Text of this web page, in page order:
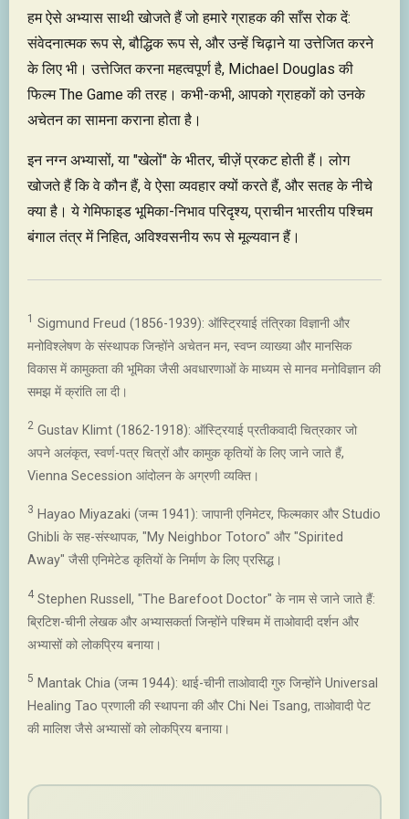
हम ऐसे अभ्यास साथी खोजते हैं जो हमारे ग्राहक की साँस रोक दें:
संवेदनात्मक रूप से, बौद्धिक रूप से, और उन्हें चिढ़ाने या उत्तेजित करने
के लिए भी। उत्तेजित करना महत्वपूर्ण है, Michael Douglas की
फिल्म The Game की तरह। कभी-कभी, आपको ग्राहकों को उनके
अचेतन का सामना कराना होता है।
इन नग्न अभ्यासों, या "खेलों" के भीतर, चीज़ें प्रकट होती हैं। लोग
खोजते हैं कि वे कौन हैं, वे ऐसा व्यवहार क्यों करते हैं, और सतह के नीचे
क्या है। ये गेमिफाइड भूमिका-निभाव परिदृश्य, प्राचीन भारतीय पश्चिम
बंगाल तंत्र में निहित, अविश्वसनीय रूप से मूल्यवान हैं।
1 Sigmund Freud (1856-1939): ऑस्ट्रियाई तंत्रिका विज्ञानी और
मनोविश्लेषण के संस्थापक जिन्होंने अचेतन मन, स्वप्न व्याख्या और मानसिक
विकास में कामुकता की भूमिका जैसी अवधारणाओं के माध्यम से मानव मनोविज्ञान की
समझ में क्रांति ला दी।
2 Gustav Klimt (1862-1918): ऑस्ट्रियाई प्रतीकवादी चित्रकार जो
अपने अलंकृत, स्वर्ण-पत्र चित्रों और कामुक कृतियों के लिए जाने जाते हैं,
Vienna Secession आंदोलन के अग्रणी व्यक्ति।
3 Hayao Miyazaki (जन्म 1941): जापानी एनिमेटर, फिल्मकार और Studio
Ghibli के सह-संस्थापक, "My Neighbor Totoro" और "Spirited
Away" जैसी एनिमेटेड कृतियों के निर्माण के लिए प्रसिद्ध।
4 Stephen Russell, "The Barefoot Doctor" के नाम से जाने जाते हैं:
ब्रिटिश-चीनी लेखक और अभ्यासकर्ता जिन्होंने पश्चिम में ताओवादी दर्शन और
अभ्यासों को लोकप्रिय बनाया।
5 Mantak Chia (जन्म 1944): थाई-चीनी ताओवादी गुरु जिन्होंने Universal
Healing Tao प्रणाली की स्थापना की और Chi Nei Tsang, ताओवादी पेट
की मालिश जैसे अभ्यासों को लोकप्रिय बनाया।